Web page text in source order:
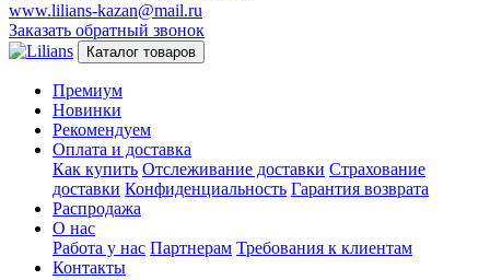
www.lilians-kazan@mail.ru
Заказать обратный звонок
Каталог товаров
Премиум
Новинки
Рекомендуем
Оплата и доставка
Как купить Отслеживание доставки Страхование
доставки Конфиденциальность Гарантия возврата
Распродажа
О нас
Работа у нас Партнерам Требования к клиентам
Контакты